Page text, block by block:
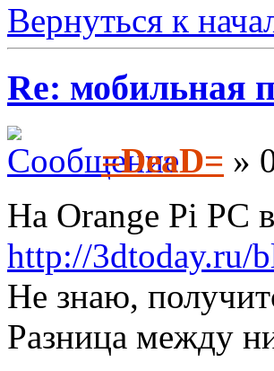
Вернуться к
Re: мобильная
=DeaD= »
На Orange Pi PC
http://3dtoday.ru/
Не знаю,
Разница между